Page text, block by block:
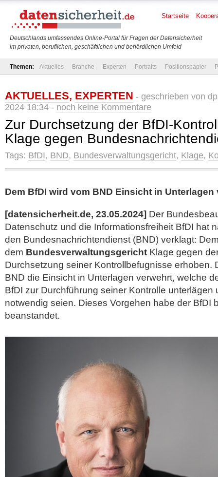
Deutschlands umfassendes Online-Portal für Fragen der Datensicherheit
im privaten, beruflichen, geschäftlichen und behördlichen Umfeld
Startseite
Themen: Aktuelles Branche Experten Portraits Positionspapier
AKTUELLES, EXPERTEN - geschrieben von dp
2024 18:34 - noch keine Kommentare
Zur Durchsetzung der BfDI-
Klage gegen
Tags: BfDI, BND, Bundesverwaltungsgericht, Klage,
Dem BfDI wird vom BND Einsicht in Unterlagen
[datensicherheit.de, 23.05.2024] Der
Datenschutz und die Informationsfreiheit BfDI hat
den Bundesnachrichtendienst (BND) verklagt:
dem Bundesverwaltungsgericht Klage gegen
Durchsetzung seiner Kontrollbefugnisse erhoben.
BND die Einsicht in Unterlagen verwehrt, welche
BfDI zur Durchführung seiner Kontrolle unterlägen
notwendig seien. Dieses Vorgehen habe der BfDI
beanstandet.